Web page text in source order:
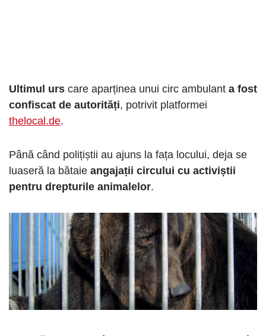
Ultimul urs care aparținea unui circ ambulant a fost
confiscat de autorități, potrivit platformei
thelocal.de.
Până când polițiștii au ajuns la fața locului, deja se
luaseră la bătaie angajații circului cu activiștii
pentru drepturile animalelor.